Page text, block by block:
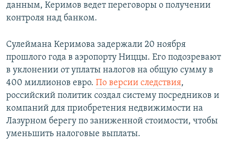
данным, Керимов ведет переговоры о получении
контроля над банком.
Сулеймана Керимова задержали 20 ноября
прошлого года в аэропорту Ниццы. Его подозревают
в уклонении от уплаты налогов на общую сумму в
400 миллионов евро. По версии следствия,
российский политик создал систему посредников и
компаний для приобретения недвижимости на
Лазурном берегу по заниженной стоимости, чтобы
уменьшить налоговые выплаты.